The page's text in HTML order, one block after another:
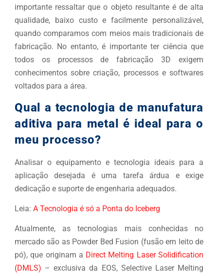
importante ressaltar que o objeto resultante é de alta
qualidade, baixo custo e facilmente personalizável,
quando comparamos com meios mais tradicionais de
fabricação. No entanto, é importante ter ciência que
todos os processos de fabricação 3D exigem
conhecimentos sobre criação, processos e softwares
voltados para a área.
Qual a tecnologia de manufatura
aditiva para metal é ideal para o
meu processo?
Analisar o equipamento e tecnologia ideais para a
aplicação desejada é uma tarefa árdua e exige
dedicação e suporte de engenharia adequados.
Leia: A Tecnologia é só a Ponta do Iceberg
Atualmente, as tecnologias mais conhecidas no
mercado são as Powder Bed Fusion (fusão em leito de
pó), que originam a Direct Melting Laser Solidification
(DMLS) – exclusiva da EOS, Selective Laser Melting